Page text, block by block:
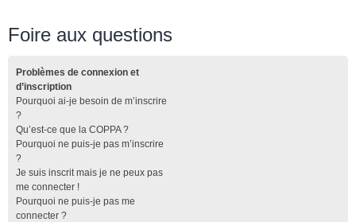
Foire aux questions
Problèmes de connexion et
d’inscription
Pourquoi ai-je besoin de m’inscrire
?
Qu’est-ce que la COPPA ?
Pourquoi ne puis-je pas m’inscrire
?
Je suis inscrit mais je ne peux pas
me connecter !
Pourquoi ne puis-je pas me
connecter ?